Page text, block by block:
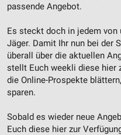
passende Angebot.
Es steckt doch in jedem von
Jäger. Damit Ihr nun bei der
überall über die aktuellen
stellt Euch weekli diese hier
die Online-Prospekte
sparen.
Sobald es wieder neue
Euch diese hier zur